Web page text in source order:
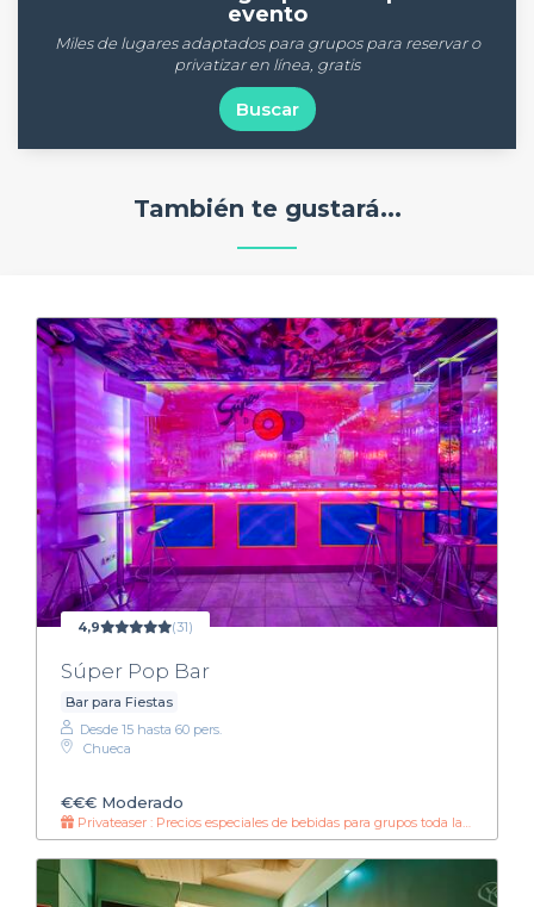
evento
Miles de lugares adaptados para grupos para reservar o
privatizar en línea, gratis
Buscar
También te gustará...
4,9 (31)
Súper Pop Bar
Bar para Fiestas
Desde 15 hasta 60 pers.
Chueca
€€€ Moderado
Privateaser : Precios especiales de bebidas para grupos toda la noche